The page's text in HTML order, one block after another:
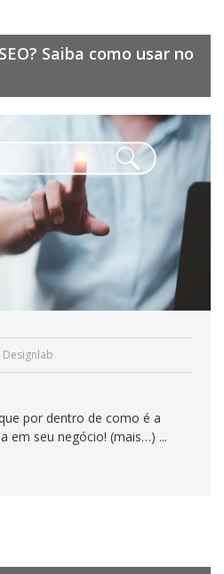
Saiba como usar no
Designlab
por dentro de como é a
em seu negócio! (mais…) ...